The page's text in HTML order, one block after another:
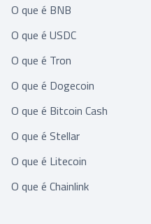
O que é BNB
O que é USDC
O que é Tron
O que é Dogecoin
O que é Bitcoin Cash
O que é Stellar
O que é Litecoin
O que é Chainlink